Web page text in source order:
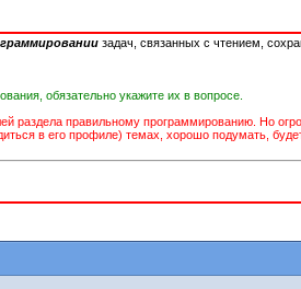
задач, связанных с чтением,
обязательно укажите их в вопросе.
правильному программированию. Но
в его профиле) темах, хорошо подумать,